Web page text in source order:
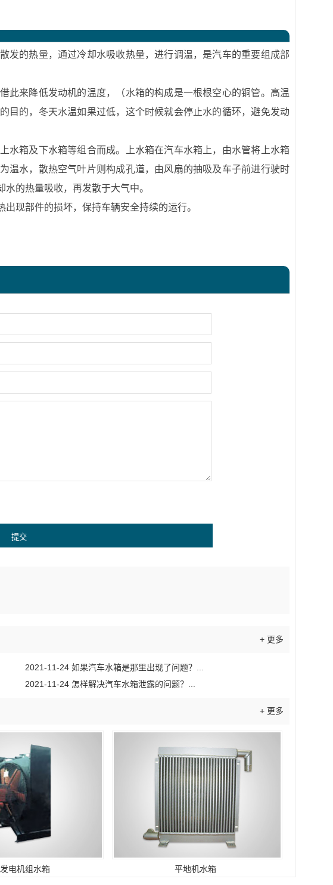
的热量，通过冷却水吸收热量，进行调温，是汽车的重要组成部
来降低发动机的温度，（水箱的构成是一根根空心的铜管。高温
目的，冬天水温如果过低，这个时候就会停止水的循环，避免发动
箱及下水箱等组合而成。上水箱在汽车水箱上，由水管将上水箱
温水，散热空气叶片则构成孔道，由风扇的抽吸及车子前进行驶时
的热量吸收，再发散于大气中。
现部件的损坏，保持车辆安全持续的运行。
提交
+ 更多
2021-11-24 如果汽车水箱是那里出现了问题？...
2021-11-24 怎样解决汽车水箱泄露的问题？...
+ 更多
电机组水箱 平地机水箱